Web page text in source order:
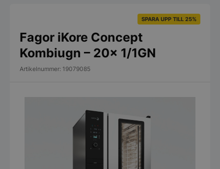
SPARA UPP TILL 25%
Fagor iKore Concept
Kombiugn – 20x 1/1GN
Artikelnummer: 19079085